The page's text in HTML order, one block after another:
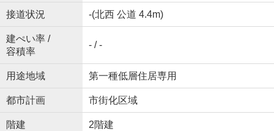
接道状況 -(北西 公道 4.4m)
建ぺい率 /
容積率
- / -
用途地域 第一種低層住居専用
都市計画 市街化区域
階建 2階建